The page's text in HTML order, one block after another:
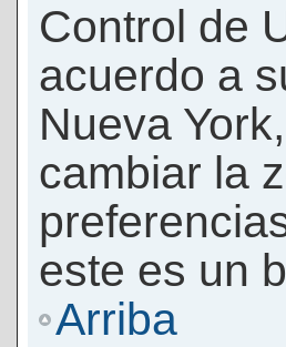
Control de
acuerdo a
Nueva
cambiar la
este es un
Arriba